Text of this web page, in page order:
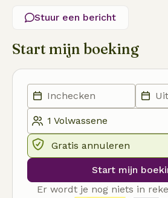
Stuur een bericht
Start mijn boeking
Gratis annuleren
Start mijn
Er wordt je nog niets in